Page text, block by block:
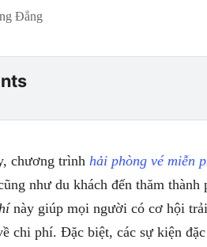
Đẳng
chương trình hải phòng vé miễn
như du khách đến thăm thành
này giúp mọi người có cơ hội
chi phí. Đặc biệt, các sự kiện